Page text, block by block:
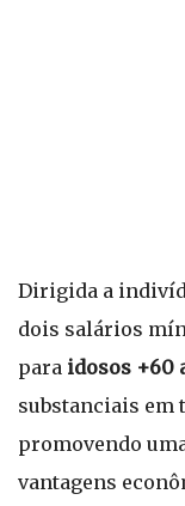
Dirigida a
dois salários
para idosos +60
substanciais em
promovendo
vantagens